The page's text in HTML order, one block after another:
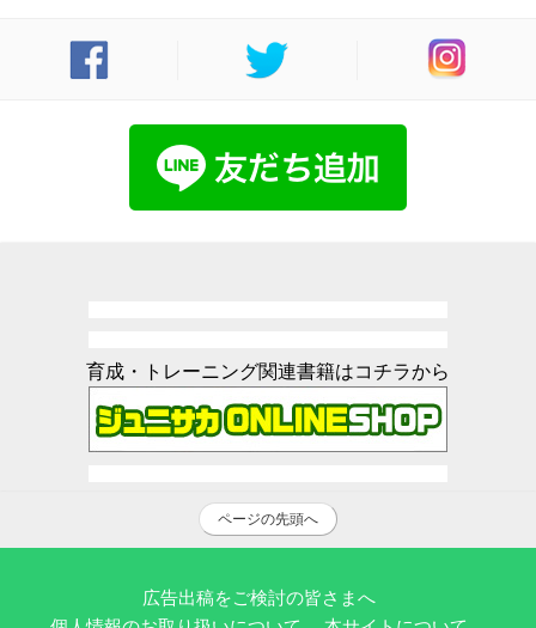
育成・トレーニング関連書籍はコチラから
ページの先頭へ
広告出稿をご検討の皆さまへ